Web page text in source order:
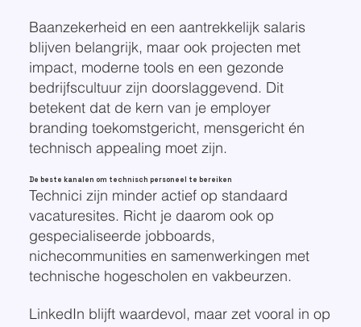
Baanzekerheid en een aantrekkelijk salaris
blijven belangrijk, maar ook projecten met
impact, moderne tools en een gezonde
bedrijfscultuur zijn doorslaggevend. Dit
betekent dat de kern van je employer
branding toekomstgericht, mensgericht én
technisch appealing moet zijn.
De beste kanalen om technisch personeel te bereiken
Technici zijn minder actief op standaard
vacaturesites. Richt je daarom ook op
gespecialiseerde jobboards,
nichecommunities en samenwerkingen met
technische hogescholen en vakbeurzen.
LinkedIn blijft waardevol, maar zet vooral in op